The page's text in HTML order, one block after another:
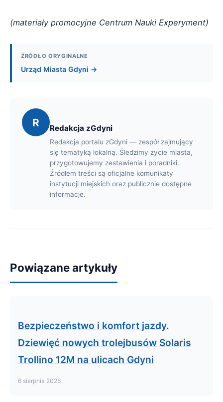
(materiały promocyjne Centrum Nauki Experyment)
ŹRÓDŁO ORYGINALNE
Urząd Miasta Gdyni →
R Redakcja zGdyni
Redakcja portalu zGdyni — zespół zajmujący
się tematyką lokalną. Śledzimy życie miasta,
przygotowujemy zestawienia i poradniki.
Źródłem treści są oficjalne komunikaty
instytucji miejskich oraz publicznie dostępne
informacje.
Powiązane artykuły
Bezpieczeństwo i komfort jazdy.
Dziewięć nowych trolejbusów Solaris
Trollino 12M na ulicach Gdyni
6 sierpnia 2026